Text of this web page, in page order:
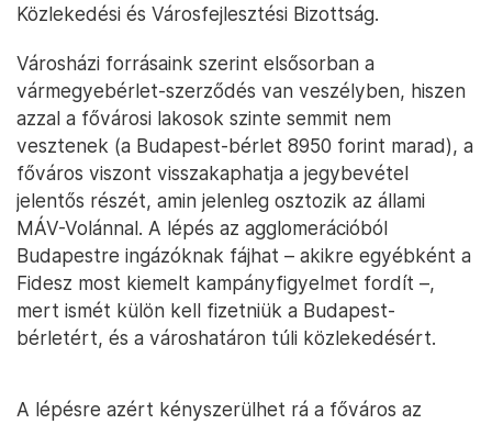
Közlekedési és Városfejlesztési Bizottság.
Városházi forrásaink szerint elsősorban a
vármegyebérlet-szerződés van veszélyben, hiszen
azzal a fővárosi lakosok szinte semmit nem
vesztenek (a Budapest-bérlet 8950 forint marad), a
főváros viszont visszakaphatja a jegybevétel
jelentős részét, amin jelenleg osztozik az állami
MÁV-Volánnal. A lépés az agglomerációból
Budapestre ingázóknak fájhat – akikre egyébként a
Fidesz most kiemelt kampányfigyelmet fordít –,
mert ismét külön kell fizetniük a Budapest-
bérletért, és a városhatáron túli közlekedésért.
A lépésre azért kényszerülhet rá a főváros az